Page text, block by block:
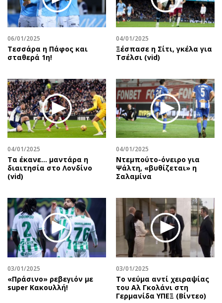
Χειρόγραφα
Επιστολές
06/01/2025
Τεσσάρα η Πάφος και
σταθερά 1η!
04/01/2025
Ξέσπασε η Σίτι, γκέλα για
Τσέλσι (vid)
04/01/2025
Τα έκανε… μαντάρα η
διαιτησία στο Λονδίνο
(vid)
04/01/2025
Ντεμπούτο-όνειρο για
Ψάλτη, «βυθίζεται» η
Σαλαμίνα
03/01/2025
«Πράσινο» ρεβεγιόν με
super Κακουλλή!
03/01/2025
Το νεύμα αντί χειραψίας
του Αλ Γκολάνι στη
Γερμανίδα ΥΠΕΞ (Βίντεο)